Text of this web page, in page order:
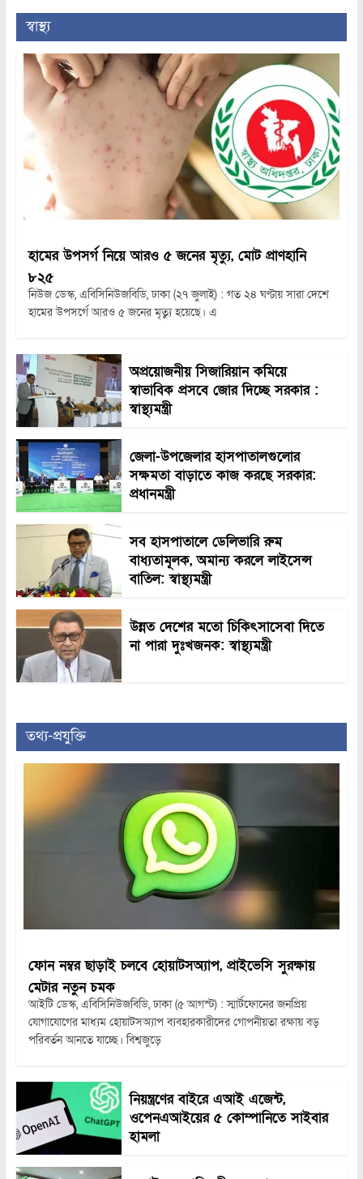
স্বাস্থ্য
হামের উপসর্গ নিয়ে আরও ৫ জনের মৃত্যু, মোট প্রাণহানি
৮২৫
নিউজ ডেস্ক, এবিসিনিউজবিডি, ঢাকা (২৭ জুলাই) : গত ২৪ ঘণ্টায় সারা দেশে
হামের উপসর্গে আরও ৫ জনের মৃত্যু হয়েছে। এ
অপ্রয়োজনীয় সিজারিয়ান কমিয়ে
স্বাভাবিক প্রসবে জোর দিচ্ছে সরকার :
স্বাস্থ্যমন্ত্রী
জেলা-উপজেলার হাসপাতালগুলোর
সক্ষমতা বাড়াতে কাজ করছে সরকার:
প্রধানমন্ত্রী
সব হাসপাতালে ডেলিভারি রুম
বাধ্যতামূলক, অমান্য করলে লাইসেন্স
বাতিল: স্বাস্থ্যমন্ত্রী
উন্নত দেশের মতো চিকিৎসাসেবা দিতে
না পারা দুঃখজনক: স্বাস্থ্যমন্ত্রী
তথ্য-প্রযুক্তি
ফোন নম্বর ছাড়াই চলবে হোয়াটসঅ্যাপ, প্রাইভেসি সুরক্ষায়
মেটার নতুন চমক
আইটি ডেস্ক, এবিসিনিউজবিডি, ঢাকা (৫ আগস্ট) : স্মার্টফোনের জনপ্রিয়
যোগাযোগের মাধ্যম হোয়াটসঅ্যাপ ব্যবহারকারীদের গোপনীয়তা রক্ষায় বড়
পরিবর্তন আনতে যাচ্ছে। বিশ্বজুড়ে
নিয়ন্ত্রণের বাইরে এআই এজেন্ট,
ওপেনএআইয়ের ৫ কোম্পানিতে সাইবার
হামলা